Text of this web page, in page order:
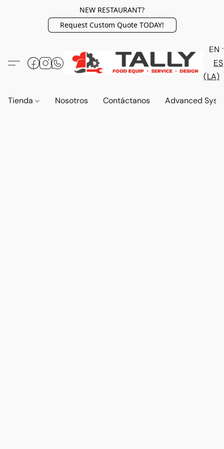
NEW RESTAURANT?
Request Custom Quote TODAY!
EN
ES
(LA)
Tienda Nosotros Contáctanos Advanced